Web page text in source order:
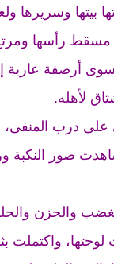
بيتها وسريرها
مسقط رأسها
سوى أرصفة عارية
لأهله.
درب
صور النكبة
والحزن
واكتملت